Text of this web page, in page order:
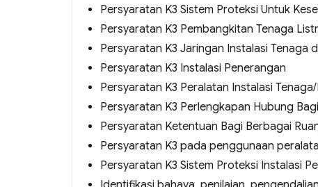
Persyaratan K3 Sistem Proteksi Untuk
Persyaratan K3 Pembangkitan Tenaga
Persyaratan K3 Jaringan Instalasi Tenaga
Persyaratan K3 Instalasi Penerangan
Persyaratan K3 Peralatan Instalasi
Persyaratan K3 Perlengkapan Hubung
Persyaratan Ketentuan Bagi Berbagai
Persyaratan K3 pada penggunaan
Persyaratan K3 Sistem Proteksi Instalasi